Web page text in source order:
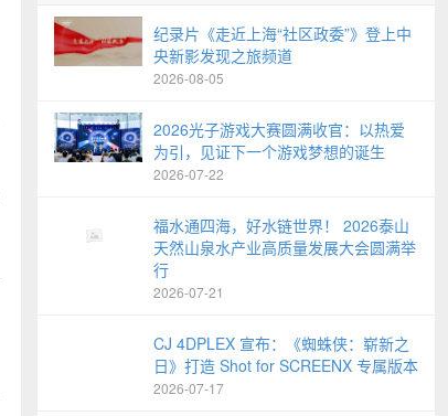
纪录片《走近上海“社区政委”》登上中
央新影发现之旅频道
2026-08-05
2026光子游戏大赛圆满收官：以热爱
为引，见证下一个游戏梦想的诞生
2026-07-22
福水通四海，好水链世界！ 2026泰山
天然山泉水产业高质量发展大会圆满举
行
2026-07-21
CJ 4DPLEX 宣布：《蜘蛛侠：崭新之
日》打造 Shot for SCREENX 专属版本
2026-07-17